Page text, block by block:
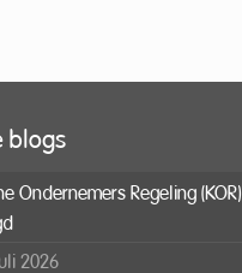
blogs
Ondernemers Regeling (KOR)
2026